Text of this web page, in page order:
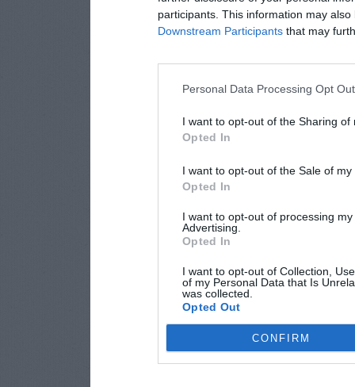
participants. This information may
Downstream Participants that may
Personal Data Processing Opt
I want to opt-out of the Sharing of
Opted In
I want to opt-out of the Sale of
Opted In
I want to opt-out of processing
Advertising.
Opted In
I want to opt-out of Collection,
of my Personal Data that Is
was collected.
Opted Out
CONFIRM